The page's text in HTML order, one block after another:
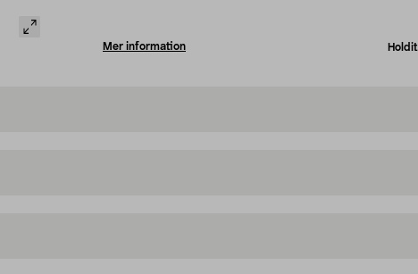
Mer information Holdit